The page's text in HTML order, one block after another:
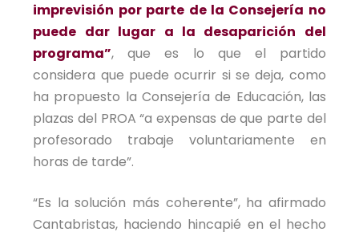
imprevisión por parte de la Consejería no
puede dar lugar a la desaparición del
programa”, que es lo que el partido
considera que puede ocurrir si se deja, como
ha propuesto la Consejería de Educación, las
plazas del PROA “a expensas de que parte del
profesorado trabaje voluntariamente en
horas de tarde”.
“Es la solución más coherente”, ha afirmado
Cantabristas, haciendo hincapié en el hecho